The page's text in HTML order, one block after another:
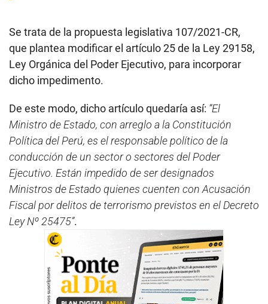
Se trata de la propuesta legislativa 107/2021-CR,
que plantea modificar el artículo 25 de la Ley 29158,
Ley Orgánica del Poder Ejecutivo, para incorporar
dicho impedimento.
De este modo, dicho artículo quedaría así: “El
Ministro de Estado, con arreglo a la Constitución
Política del Perú, es el responsable político de la
conducción de un sector o sectores del Poder
Ejecutivo. Están impedido de ser designados
Ministros de Estado quienes cuenten con Acusación
Fiscal por delitos de terrorismo previstos en el Decreto
Ley Nº 25475”.